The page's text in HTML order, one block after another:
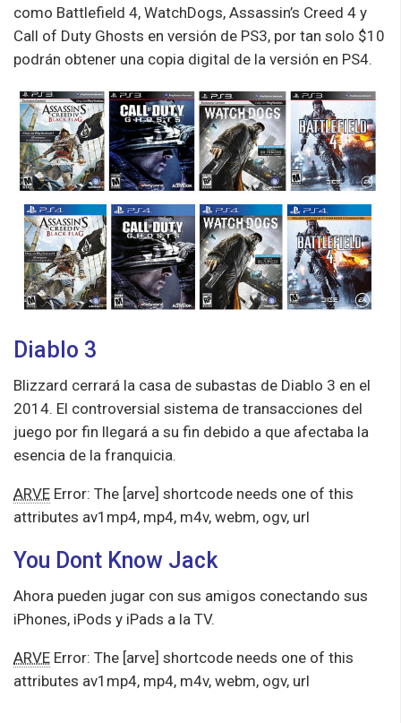
como Battlefield 4, WatchDogs, Assassin’s Creed 4 y
Call of Duty Ghosts en versión de PS3, por tan solo $10
podrán obtener una copia digital de la versión en PS4.
Diablo 3
Blizzard cerrará la casa de subastas de Diablo 3 en el
2014. El controversial sistema de transacciones del
juego por fin llegará a su fin debido a que afectaba la
esencia de la franquicia.
ARVE Error: The [arve] shortcode needs one of this
attributes av1mp4, mp4, m4v, webm, ogv, url
You Dont Know Jack
Ahora pueden jugar con sus amigos conectando sus
iPhones, iPods y iPads a la TV.
ARVE Error: The [arve] shortcode needs one of this
attributes av1mp4, mp4, m4v, webm, ogv, url